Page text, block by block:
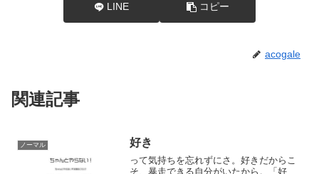
LINE コピー
acogale
関連記事
ノーマル 好き
って気持ちを忘れずにさ。好きだからこ
そ、暴走できる自分がいたから。「好